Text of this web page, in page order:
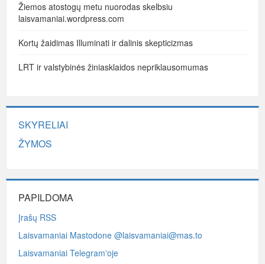
Žiemos atostogų metu nuorodas skelbsiu
laisvamaniai.wordpress.com
Kortų žaidimas Illuminati ir dalinis skepticizmas
LRT ir valstybinės žiniasklaidos nepriklausomumas
SKYRELIAI
ŽYMOS
PAPILDOMA
Įrašų RSS
Laisvamaniai Mastodone @laisvamaniai@mas.to
Laisvamaniai Telegram'oje